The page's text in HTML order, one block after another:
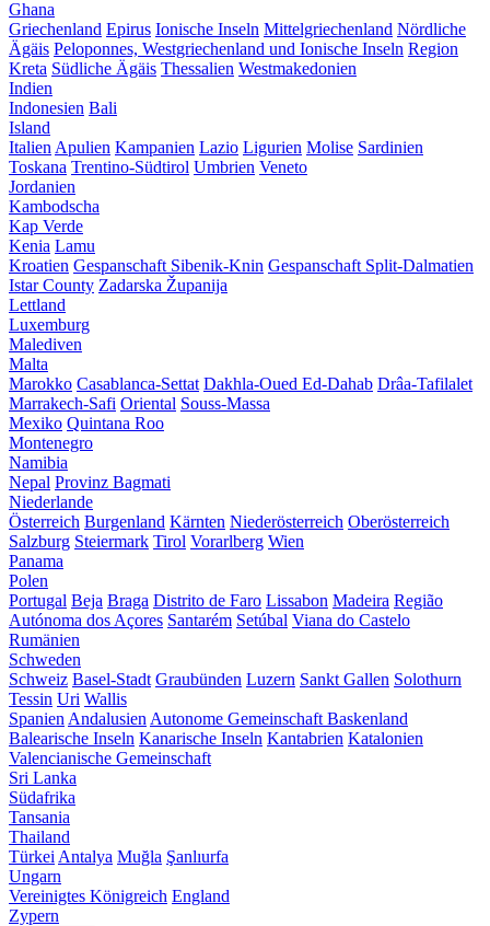
Ghana
Griechenland Epirus Ionische Inseln Mittelgriechenland Nördliche
Ägäis Peloponnes, Westgriechenland und Ionische Inseln Region
Kreta Südliche Ägäis Thessalien Westmakedonien
Indien
Indonesien Bali
Island
Italien Apulien Kampanien Lazio Ligurien Molise Sardinien
Toskana Trentino-Südtirol Umbrien Veneto
Jordanien
Kambodscha
Kap Verde
Kenia Lamu
Kroatien Gespanschaft Sibenik-Knin Gespanschaft Split-Dalmatien
Istar County Zadarska Županija
Lettland
Luxemburg
Malediven
Malta
Marokko Casablanca-Settat Dakhla-Oued Ed-Dahab Drâa-Tafilalet
Marrakech-Safi Oriental Souss-Massa
Mexiko Quintana Roo
Montenegro
Namibia
Nepal Provinz Bagmati
Niederlande
Österreich Burgenland Kärnten Niederösterreich Oberösterreich
Salzburg Steiermark Tirol Vorarlberg Wien
Panama
Polen
Portugal Beja Braga Distrito de Faro Lissabon Madeira Região
Autónoma dos Açores Santarém Setúbal Viana do Castelo
Rumänien
Schweden
Schweiz Basel-Stadt Graubünden Luzern Sankt Gallen Solothurn
Tessin Uri Wallis
Spanien Andalusien Autonome Gemeinschaft Baskenland
Balearische Inseln Kanarische Inseln Kantabrien Katalonien
Valencianische Gemeinschaft
Sri Lanka
Südafrika
Tansania
Thailand
Türkei Antalya Muğla Şanlıurfa
Ungarn
Vereinigtes Königreich England
Zypern